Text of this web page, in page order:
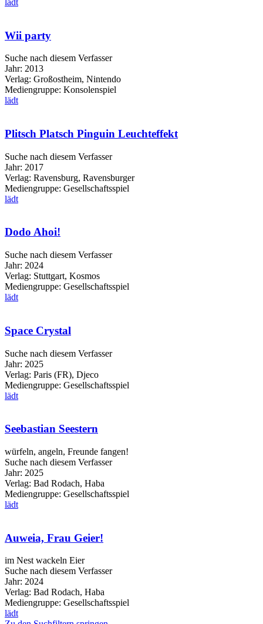
Wii party
Suche nach diesem Verfasser
Jahr: 2013
Verlag: Großostheim, Nintendo
Mediengruppe: Konsolenspiel
lädt
Plitsch Platsch Pinguin Leuchteffekt
Suche nach diesem Verfasser
Jahr: 2017
Verlag: Ravensburg, Ravensburger
Mediengruppe: Gesellschaftsspiel
lädt
Dodo Ahoi!
Suche nach diesem Verfasser
Jahr: 2024
Verlag: Stuttgart, Kosmos
Mediengruppe: Gesellschaftsspiel
lädt
Space Crystal
Suche nach diesem Verfasser
Jahr: 2025
Verlag: Paris (FR), Djeco
Mediengruppe: Gesellschaftsspiel
lädt
Seebastian Seestern
würfeln, angeln, Freunde fangen!
Suche nach diesem Verfasser
Jahr: 2025
Verlag: Bad Rodach, Haba
Mediengruppe: Gesellschaftsspiel
lädt
Auweia, Frau Geier!
im Nest wackeln Eier
Suche nach diesem Verfasser
Jahr: 2024
Verlag: Bad Rodach, Haba
Mediengruppe: Gesellschaftsspiel
lädt